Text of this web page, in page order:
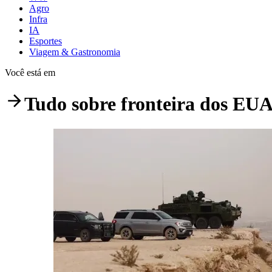
Agro
Infra
IA
Esportes
Viagem & Gastronomia
Você está em
Tudo sobre fronteira dos